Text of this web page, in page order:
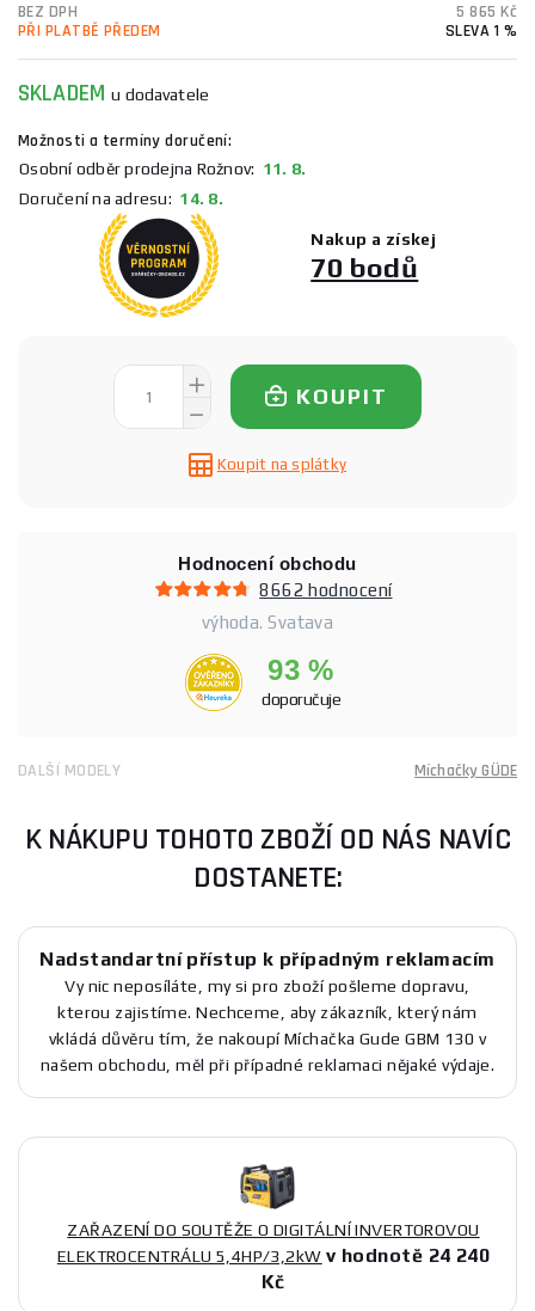
BEZ DPH
5 865 Kč
PŘI PLATBĚ PŘEDEM
SLEVA 1 %
SKLADEMu dodavatele
Možnosti a termíny doručení:
Osobní odběr prodejna Rožnov: 11. 8.
Doručení na adresu: 14. 8.
Nakup a získej
70 bodů
KOUPIT
Koupit na splátky
Hodnocení obchodu
8662 hodnocení
výhoda. Svatava
93 %
doporučuje
DALŠÍ MODELY Míchačky GÜDE
K NÁKUPU TOHOTO ZBOŽÍ OD NÁS NAVÍC
DOSTANETE:
Nadstandartní přístup k případným reklamacím
Vy nic neposíláte, my si pro zboží pošleme dopravu,
kterou zajistíme. Nechceme, aby zákazník, který nám
vkládá důvěru tím, že nakoupí Míchačka Gude GBM 130 v
našem obchodu, měl při případné reklamaci nějaké výdaje.
ZAŘAZENÍ DO SOUTĚŽE O DIGITÁLNÍ INVERTOROVOU
ELEKTROCENTRÁLU 5,4HP/3,2kW v hodnotě 24 240
Kč